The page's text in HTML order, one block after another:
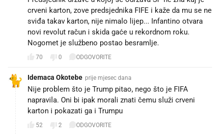
crveni karton, zove predsjednika FIFE i kaže da mu se ne
sviđa takav karton, nije nimalo lijep... Infantino otvara
novi revolut račun i skida gaće u rekordnom roku.
Nogomet je službeno postao besramlje.
70 0 ODGOVORITE
Idemaca Okotebe prije mjesec dana
Nije problem što je Trump pitao, nego što je FIFA
napravila. Oni bi ipak morali znati čemu služi crveni
karton i pokazati ga i Trumpu
52 2 ODGOVORITE